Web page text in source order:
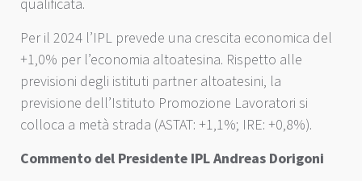
qualificata.
Per il 2024 l’IPL prevede una crescita economica del
+1,0% per l’economia altoatesina. Rispetto alle
previsioni degli istituti partner altoatesini, la
previsione dell’Istituto Promozione Lavoratori si
colloca a metà strada (ASTAT: +1,1%; IRE: +0,8%).
Commento del Presidente IPL Andreas Dorigoni